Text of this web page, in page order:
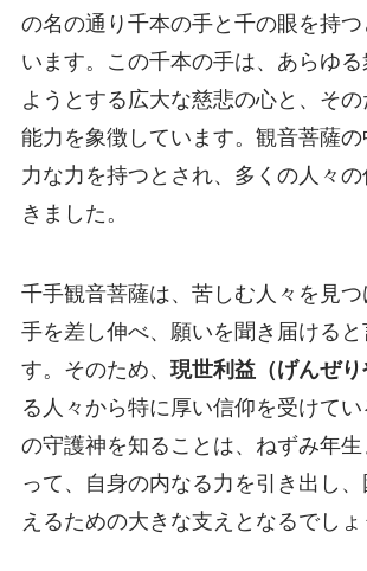
の名の通り千本の手と千の眼を持
います。この千本の手は、あらゆる
ようとする広大な慈悲の心と、そ
能力を象徴しています。観音菩薩
力な力を持つとされ、多くの人々
きました。
千手観音菩薩は、苦しむ人々を見
手を差し伸べ、願いを聞き届けると
す。そのため、 現世利益（げんぜり
る人々から特に厚い信仰を受けて
の守護神を知ることは、ねずみ年生
って、自身の内なる力を引き出し
えるための大きな支えとなるでしょ